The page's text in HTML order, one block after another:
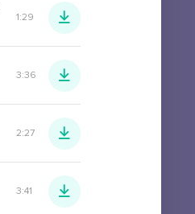
1:29
3:36
2:27
3:41